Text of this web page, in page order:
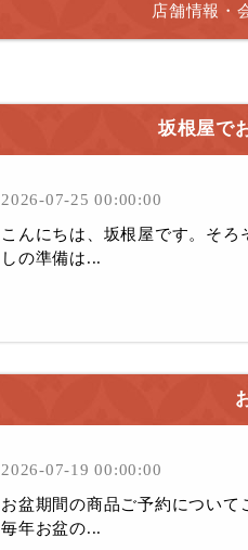
店舗情報・
坂根屋で
2026-07-25 00:00:00
こんにちは、坂根屋です。そ
しの準備は...
2026-07-19 00:00:00
お盆期間の商品ご予約について
毎年お盆の...